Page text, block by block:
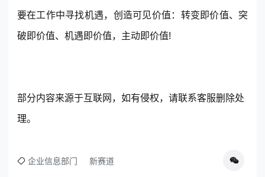
要在工作中寻找机遇，创造可见价值：转变即价值、突
破即价值、机遇即价值，主动即价值!
部分内容来源于互联网，如有侵权，请联系客服删除处
理。
企业信息部门 新赛道